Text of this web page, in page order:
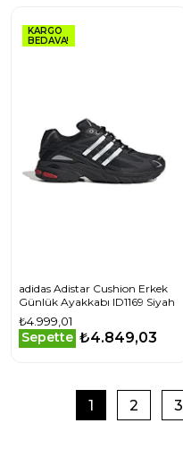
KARGO
BEDAVA!
adidas Adistar Cushion Erkek
Günlük Ayakkabı ID1169 Siyah
₺4.999,01
Sepette ₺4.849,03
1 2 3